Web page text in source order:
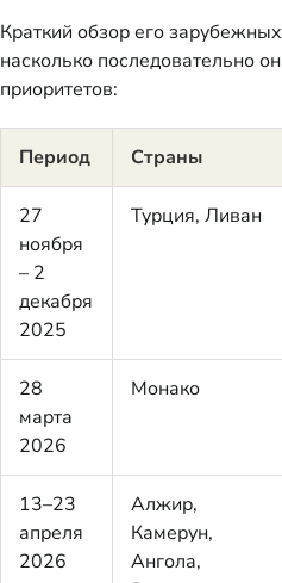
Краткий обзор его
насколько последовательно
приоритетов:
Период Страны
27
ноября
– 2
декабря
2025
Турция, Ливан
28
марта
2026
Монако
13–23
апреля
2026
Алжир,
Камерун,
Ангола,